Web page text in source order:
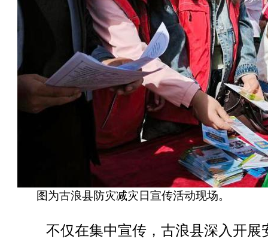
图为古浪县防灾减灾日宣传活动现场。
不仅在集中宣传，古浪县深入开展